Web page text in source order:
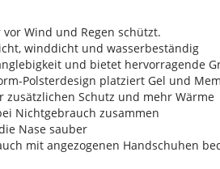
Wind und Regen schützt.
winddicht und wasserbeständig
und bietet hervorragende
Polsterdesign platziert Gel und
Schutz und mehr Wärme
Nichtgebrauch zusammen
Nase sauber
mit angezogenen Handschuhen